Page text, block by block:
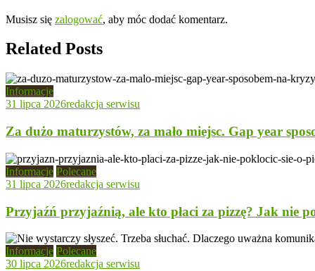
Musisz się zalogować, aby móc dodać komentarz.
Related Posts
Informacje
31 lipca 2026redakcja serwisu
Za dużo maturzystów, za mało miejsc. Gap year
Informacje Polecane
31 lipca 2026redakcja serwisu
Przyjaźń przyjaźnią, ale kto płaci za pizzę? Jak nie
Informacje Polecane
30 lipca 2026redakcja serwisu